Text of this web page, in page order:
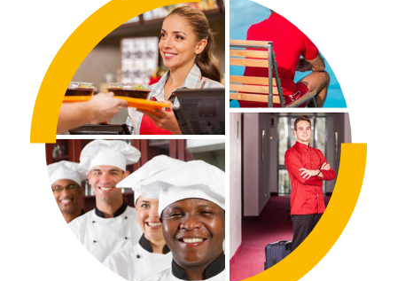
Apprentissage en milieu de travail (PAMT)
Reconnaissance des compétences (RCMO)
Bilan et reconnaissance des acquis (RAC)
Initiatives
Destination IA: Un franc succès